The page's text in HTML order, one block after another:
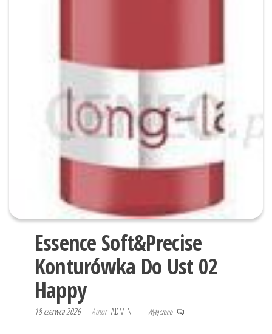
Essence Soft&Precise
Konturówka Do Ust 02
Happy
18 czerwca 2026 Autor ADMIN Wyłączono